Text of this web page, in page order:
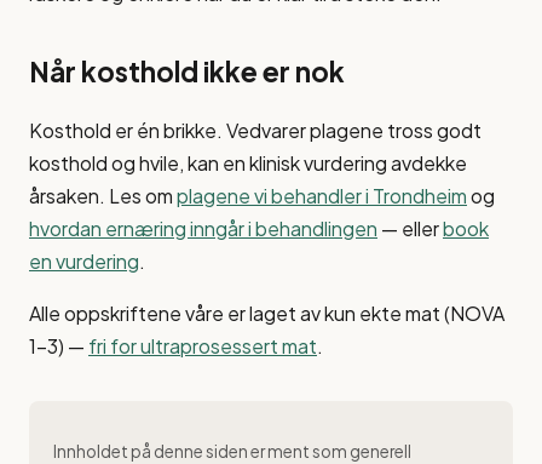
Når kosthold ikke er nok
Kosthold er én brikke. Vedvarer plagene tross godt
kosthold og hvile, kan en klinisk vurdering avdekke
årsaken. Les omplagene vi behandler i Trondheimog
hvordan ernæring inngår i behandlingen — ellerbook
en vurdering.
Alle oppskriftene våre er laget av kun ekte mat (NOVA
1–3) — fri for ultraprosessert mat.
Innholdet på denne siden er ment som generell